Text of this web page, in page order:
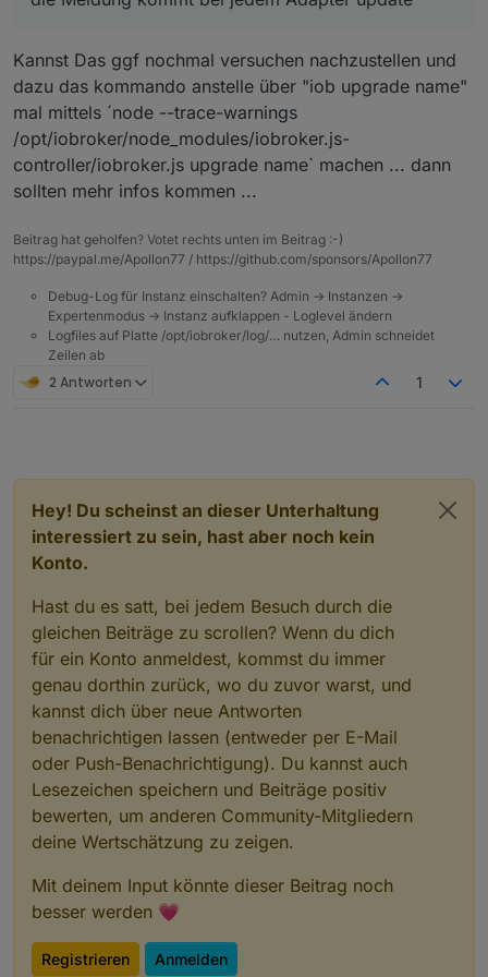
2022-02-08 09:46:12.783 - info:
2022-02-08 09:58:07.286 - error:
2022-02-08 09:58:07.293 - error:
2022-02-08 09:59:24.076 - info:
2022-02-08 09:59:24.078 - info:
2022-02-08 10:01:14.838 - error:
2022-02-08 10:02:40.396 - info: jarvis.0 (1316)
2022-02-08 10:02:40.423 - info: jarvis.0
nun einen erhöhten Ram Verbrauch, ob das vom
Updates geschuldet ist, keine Ahnung.
Kannst Das ggf nochmal versuchen nachzustellen und
dazu das kommando anstelle über "iob upgrade name"
mal mittels ´node --trace-warnings
/opt/iobroker/node_modules/iobroker.js-
controller/iobroker.js upgrade name` machen ... dann
sollten mehr infos kommen ...
Beitrag hat geholfen? Votet rechts unten im Beitrag :-)
https://paypal.me/Apollon77 / https://github.com/sponsors/Apollon77
Debug-Log für Instanz einschalten? Admin -> Instanzen ->
Expertenmodus -> Instanz aufklappen - Loglevel ändern
Logfiles auf Platte /opt/iobroker/log/… nutzen, Admin schneidet
Zeilen ab
2 Antworten 1
Hey! Du scheinst an dieser Unterhaltung
interessiert zu sein, hast aber noch kein
Konto.
Hast du es satt, bei jedem Besuch durch die
gleichen Beiträge zu scrollen? Wenn du dich
für ein Konto anmeldest, kommst du immer
genau dorthin zurück, wo du zuvor warst, und
kannst dich über neue Antworten
benachrichtigen lassen (entweder per E-Mail
oder Push-Benachrichtigung). Du kannst auch
Lesezeichen speichern und Beiträge positiv
bewerten, um anderen Community-Mitgliedern
deine Wertschätzung zu zeigen.
Mit deinem Input könnte dieser Beitrag noch
besser werden 💗
Registrieren Anmelden